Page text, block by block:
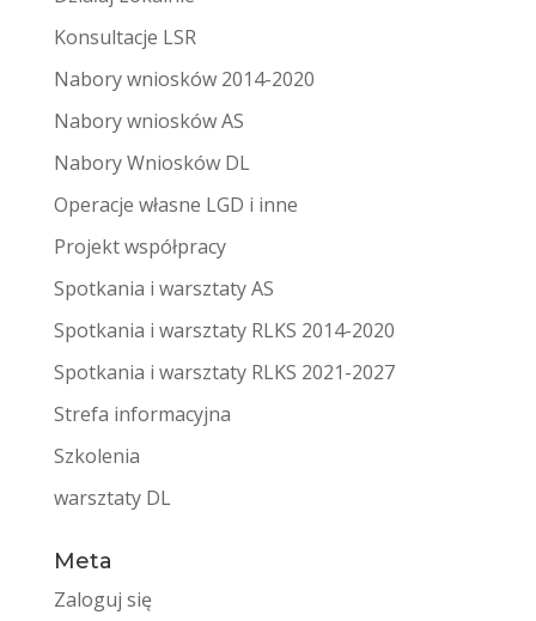
Konsultacje LSR
Nabory wniosków 2014-2020
Nabory wniosków AS
Nabory Wniosków DL
Operacje własne LGD i inne
Projekt współpracy
Spotkania i warsztaty AS
Spotkania i warsztaty RLKS 2014-2020
Spotkania i warsztaty RLKS 2021-2027
Strefa informacyjna
Szkolenia
warsztaty DL
Meta
Zaloguj się